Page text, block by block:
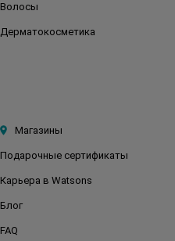
Волосы
Дерматокосметика
Магазины
Подарочные сертификаты
Карьера в Watsons
Блог
FAQ